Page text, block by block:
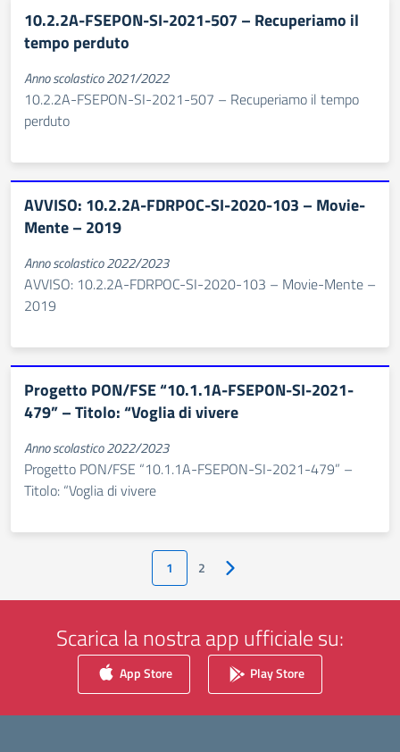
10.2.2A-FSEPON-SI-2021-507 – Recuperiamo il
tempo perduto
Anno scolastico 2021/2022
10.2.2A-FSEPON-SI-2021-507 – Recuperiamo il tempo
perduto
AVVISO: 10.2.2A-FDRPOC-SI-2020-103 – Movie-
Mente – 2019
Anno scolastico 2022/2023
AVVISO: 10.2.2A-FDRPOC-SI-2020-103 – Movie-Mente –
2019
Progetto PON/FSE “10.1.1A-FSEPON-SI-2021-
479” – Titolo: “Voglia di vivere
Anno scolastico 2022/2023
Progetto PON/FSE “10.1.1A-FSEPON-SI-2021-479” –
Titolo: “Voglia di vivere
1 2 Pagina successiva
Scarica la nostra app ufficiale su:
App Store Play Store